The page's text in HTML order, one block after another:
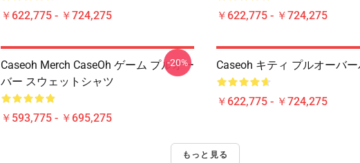
￥622,775 - ￥724,275 ￥622,775 - ￥724,275
Caseoh Merch CaseOh ゲーム プルオー
バー スウェットシャツ
￥593,775 - ￥695,275
-20% Caseoh キティ プルオーバ
￥622,775 - ￥724,275
もっと見る